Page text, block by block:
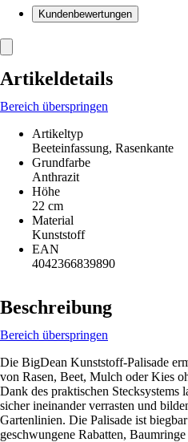
Kundenbewertungen
Artikeldetails
Bereich überspringen
Artikeltyp
Beeteinfassung, Rasenkante
Grundfarbe
Anthrazit
Höhe
22 cm
Material
Kunststoff
EAN
4042366839890
Beschreibung
Bereich überspringen
Die BigDean Kunststoff-Palisade
von Rasen, Beet, Mulch oder Kies
Dank des praktischen Stecksystems
sicher ineinander verrasten und
Gartenlinien. Die Palisade ist
geschwungene Rabatten,